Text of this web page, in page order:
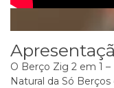
O Berço Zig 2 em 1
Natural da Só Berços